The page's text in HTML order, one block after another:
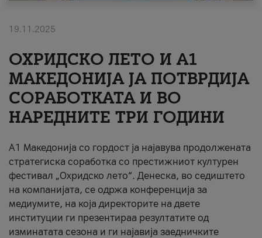
#ПодобарОнлајн
19.11.2025
ОХРИДСКО ЛЕТО И A1
МАКЕДОНИЈА ЈА ПОТВРДИЈА
СОРАБОТКАТА И ВО
НАРЕДНИТЕ ТРИ ГОДИНИ
A1 Македонија со гордост ја најавува продолжената
стратегиска соработка со престижниот културен
фестивал „Охридско лето“. Денеска, во седиштето
на компанијата, се одржа конференција за
медиумите, на која директорите на двете
институции ги презентираа резултатите од
изминатата сезона и ги најавија заедничките